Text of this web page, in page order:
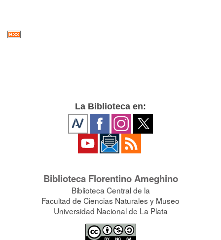
La Biblioteca en:
Biblioteca Florentino Ameghino
Biblioteca Central de la
Facultad de Ciencias Naturales y Museo
Universidad Nacional de La Plata